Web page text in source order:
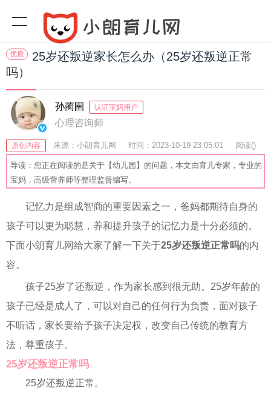
优质
25岁还叛逆家长怎么办（25岁还叛逆正常
吗）
孙蔺圉 认证宝妈用户
心理咨询师
原创内容 来源：小朗育儿网 时间：2023-10-19 23:05:01 阅读()
收藏：24 分享：45 爆
导读：您正在阅读的是关于【幼儿园】的问题，本文由育儿专家，专业的
宝妈，高级营养师等整理监督编写。
记忆力是组成智商的重要因素之一，爸妈都期待自身的
孩子可以更为聪慧，养和提升孩子的记忆力是十分必须的。
下面小朗育儿网给大家了解一下关于25岁还叛逆正常吗的内
容。
孩子25岁了还叛逆，作为家长感到很无助。25岁年龄的
孩子已经是成人了，可以对自己的任何行为负责，面对孩子
不听话，家长要给予孩子决定权，改变自己传统的教育方
法，尊重孩子。
25岁还叛逆正常吗
25岁还叛逆正常。